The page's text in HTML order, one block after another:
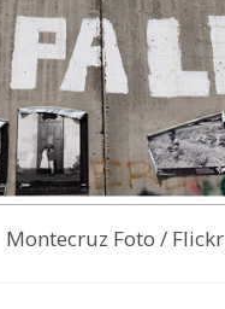
Montecruz Foto / Flickr